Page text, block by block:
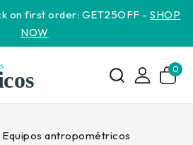
on first order: GET25OFF -SHOP
NOW
0
Equipos antropométricos